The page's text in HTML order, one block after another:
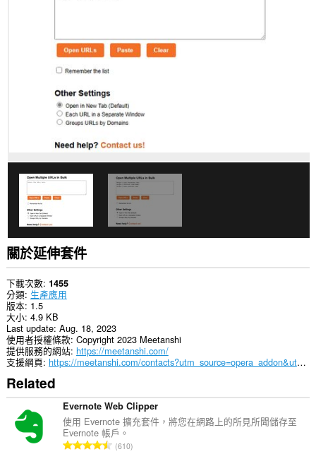
clipboard.
這
個
延
伸
套
件
能
存
取
你
的
頁
籤
與
瀏
動。
關於延伸套件
下載次數 1455
分類 生產應用
版本 1.5
大小 4.9 KB
Last update Aug. 18, 2023
使用者授權條款 Copyright 2023 Meetanshi
提供服務的網站 https://meetanshi.com/
支援網頁
https://meetanshi.com/contacts?utm_source=opera_addon&utm_medium=addon&utm_campaign=bulkurlopener
Related
Evernote Web Clipper
使用 Evernote 擴充套件，將您在網路上的所見所聞儲存至
Evernote 帳戶。
評610